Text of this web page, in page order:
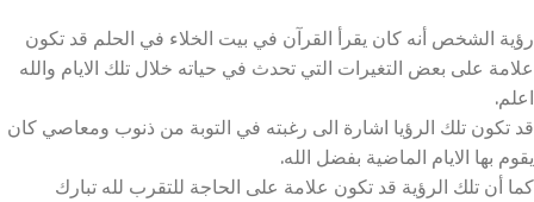
رؤية الشخص أنه كان يقرأ القرآن في بيت الخلاء في الحلم قد تكون
علامة على بعض التغيرات التي تحدث في حياته خلال تلك الايام والله
اعلم.
قد تكون تلك الرؤيا اشارة الى رغبته في التوبة من ذنوب ومعاصي كان
يقوم بها الايام الماضية بفضل الله.
كما أن تلك الرؤية قد تكون علامة على الحاجة للتقرب لله تبارك